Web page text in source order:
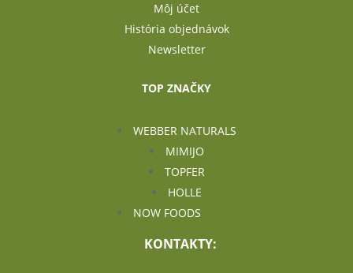
Môj účet
História objednávok
Newsletter
TOP ZNAČKY
WEBBER NATURALS
MIMIJO
TOPFER
HOLLE
NOW FOODS
KONTAKTY: